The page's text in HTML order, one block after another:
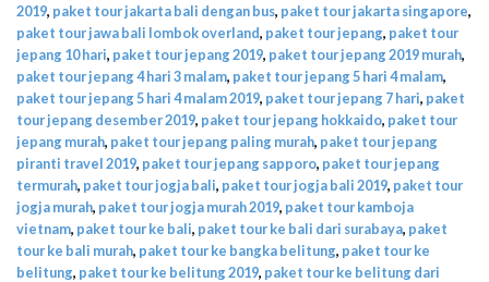
2019, paket tour jakarta bali dengan bus, paket tour jakarta singapore,
paket tour jawa bali lombok overland, paket tour jepang, paket tour
jepang 10 hari, paket tour jepang 2019, paket tour jepang 2019 murah,
paket tour jepang 4 hari 3 malam, paket tour jepang 5 hari 4 malam,
paket tour jepang 5 hari 4 malam 2019, paket tour jepang 7 hari, paket
tour jepang desember 2019, paket tour jepang hokkaido, paket tour
jepang murah, paket tour jepang paling murah, paket tour jepang
piranti travel 2019, paket tour jepang sapporo, paket tour jepang
termurah, paket tour jogja bali, paket tour jogja bali 2019, paket tour
jogja murah, paket tour jogja murah 2019, paket tour kamboja
vietnam, paket tour ke bali, paket tour ke bali dari surabaya, paket
tour ke bali murah, paket tour ke bangka belitung, paket tour ke
belitung, paket tour ke belitung 2019, paket tour ke belitung dari